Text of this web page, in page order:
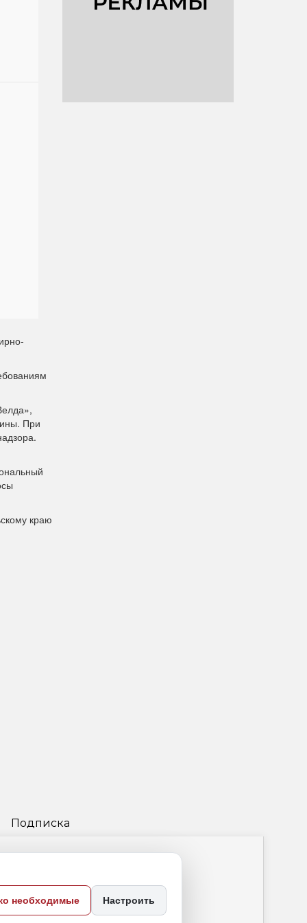
При
краю
необходимые Настроить